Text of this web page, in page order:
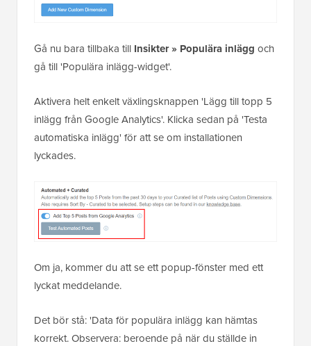
Gå nu bara tillbaka till Insikter » Populära inlägg och
gå till 'Populära inlägg-widget'.
Aktivera helt enkelt växlingsknappen 'Lägg till topp 5
inlägg från Google Analytics'. Klicka sedan på 'Testa
automatiska inlägg' för att se om installationen
lyckades.
Om ja, kommer du att se ett popup-fönster med ett
lyckat meddelande.
Det bör stå: 'Data för populära inlägg kan hämtas
korrekt. Observera: beroende på när du ställde in